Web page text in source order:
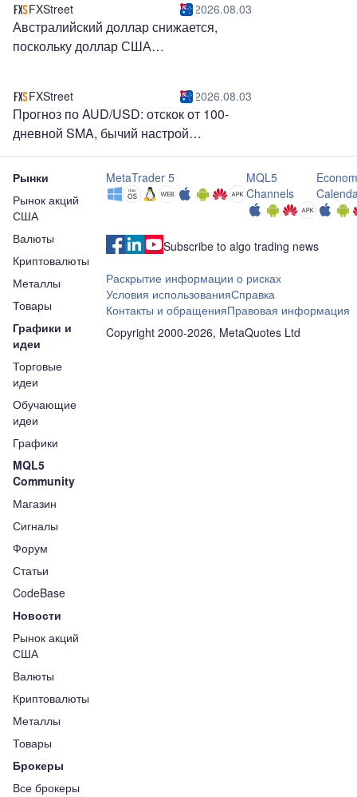
FXStreet 2026.08.03
Австралийский доллар снижается,
поскольку доллар США
FXStreet 2026.08.03
Прогноз по AUD/USD: отскок от 100-
дневной SMA, бычий настрой
сохраняется
Рынки
Рынок акций
США
Валюты
Криптовалюты
Металлы
Товары
Графики и
идеи
Торговые
идеи
Обучающие
идеи
Графики
MQL5
Community
Магазин
Сигналы
Форум
Статьи
CodeBase
Новости
Рынок акций
США
Валюты
Криптовалюты
Металлы
Товары
Брокеры
Все брокеры
MetaTrader 5
MQL5
Channels
Subscribe to algo trading news
Раскрытие информации о рисках
Условия использованияСправка
Контакты и обращенияПравовая информация
Copyright 2000-2026, MetaQuotes Ltd